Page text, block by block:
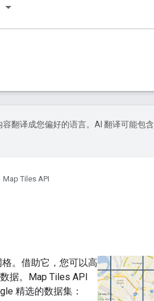
容翻译成您偏好的语言。AI 翻译可能包
Map Tiles API
。借助它，您可以高
据。Map Tiles API
精选的数据集：